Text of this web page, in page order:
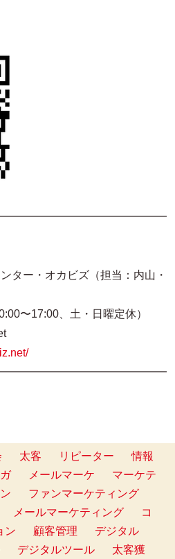
ター・オカビズ（担当：内山・
〜17:00、土・日曜定休）
太客 リピーター
情報
メールマーケ
マーケテ
ファンマーケティング
メールマーケティング
コ
ン
顧客管理
デジタル
デジタルツール
太客獲